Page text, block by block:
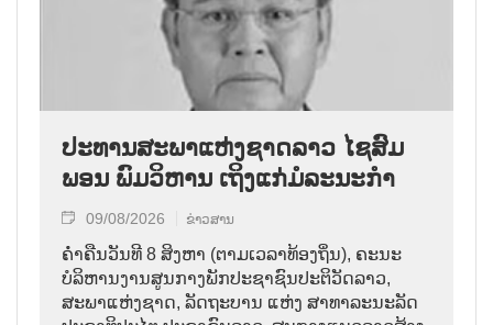
ປະທານສະພາແຫ່ງຊາດລາວ ໄຊສົມ
ພອນ ພົມວິຫານ ເຖິງແກ່ມໍລະນະກຳ
09/08/2026 ຂ່າວສານ
ຄ່ຳຄືນວັນທີ 8 ສິງຫາ (ຕາມເວລາທ້ອງຖິ່ນ), ຄະນະ
ບໍລິຫານງານສູນກາງພັກປະຊາຊົນປະຕິວັດລາວ,
ສະພາແຫ່ງຊາດ, ລັດຖະບານ ແຫ່ງ ສາທາລະນະລັດ